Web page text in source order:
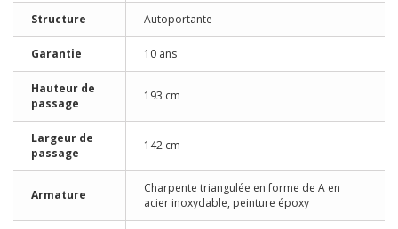
Structure Autoportante
Garantie 10 ans
Hauteur de
passage
193 cm
Largeur de
passage
142 cm
Armature
Charpente triangulée en forme de A en
acier inoxydable, peinture époxy